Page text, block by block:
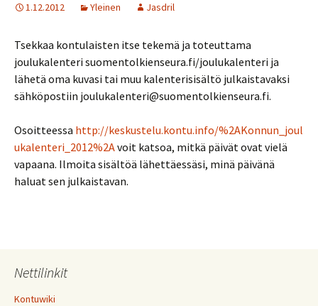
1.12.2012 Yleinen Jasdril
Tsekkaa kontulaisten itse tekemä ja toteuttama
joulukalenteri suomentolkienseura.fi/joulukalenteri ja
lähetä oma kuvasi tai muu kalenterisisältö julkaistavaksi
sähköpostiin joulukalenteri@suomentolkienseura.fi.
Osoitteessa http://keskustelu.kontu.info/%2AKonnun_joul
ukalenteri_2012%2Avoit katsoa, mitkä päivät ovat vielä
vapaana. Ilmoita sisältöä lähettäessäsi, minä päivänä
haluat sen julkaistavan.
Nettilinkit
Kontuwiki